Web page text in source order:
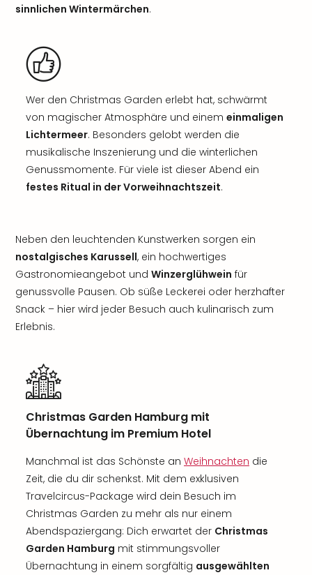
sinnlichen Wintermärchen.
Wer den Christmas Garden erlebt hat, schwärmt
von magischer Atmosphäre und einem einmaligen
Lichtermeer. Besonders gelobt werden die
musikalische Inszenierung und die winterlichen
Genussmomente. Für viele ist dieser Abend ein
festes Ritual in der Vorweihnachtszeit.
Neben den leuchtenden Kunstwerken sorgen ein
nostalgisches Karussell, ein hochwertiges
Gastronomieangebot und Winzerglühwein für
genussvolle Pausen. Ob süße Leckerei oder herzhafter
Snack – hier wird jeder Besuch auch kulinarisch zum
Erlebnis.
Christmas Garden Hamburg mit
Übernachtung im Premium Hotel
Manchmal ist das Schönste an Weihnachten die
Zeit, die du dir schenkst. Mit dem exklusiven
Travelcircus-Package wird dein Besuch im
Christmas Garden zu mehr als nur einem
Abendspaziergang: Dich erwartet der Christmas
Garden Hamburg mit stimmungsvoller
Übernachtung in einem sorgfältig ausgewählten